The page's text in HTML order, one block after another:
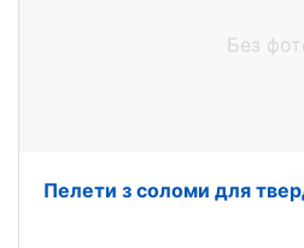
Без
Пелети з соломи для